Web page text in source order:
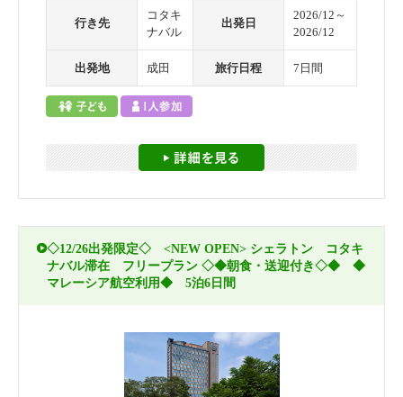
行き先
コタキ
ナバル
出発日
2026/12～
2026/12
出発地 成田 旅行日程 7日間
◇12/26出発限定◇ <NEW OPEN> シェラトン コタキ
ナバル滞在 フリープラン ◇◆朝食・送迎付き◇◆ ◆
マレーシア航空利用◆ 5泊6日間